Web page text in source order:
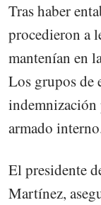
Tras haber
procedieron a
mantenían en
Los grupos de
armado
El presidente
Martínez,